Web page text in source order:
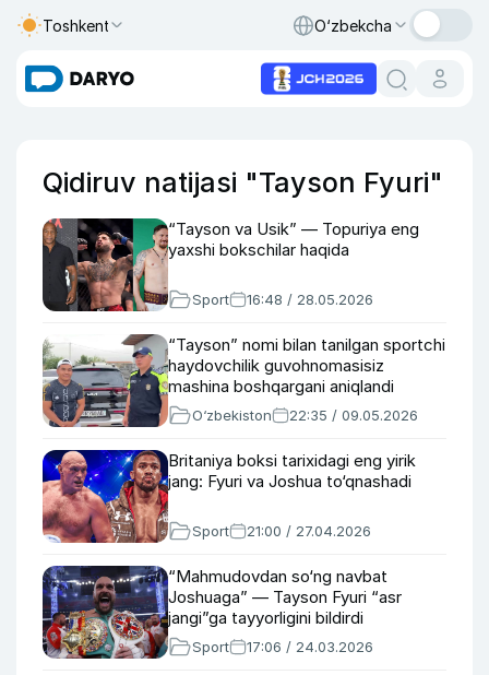
Toshkent O‘zbekcha
Qidiruv natijasi "Tayson Fyuri"
“Tayson va Usik” — Topuriya eng
yaxshi bokschilar haqida
Sport 16:48 / 28.05.2026
“Tayson” nomi bilan tanilgan sportchi
haydovchilik guvohnomasisiz
mashina boshqargani aniqlandi
O‘zbekiston 22:35 / 09.05.2026
Britaniya boksi tarixidagi eng yirik
jang: Fyuri va Joshua to‘qnashadi
Sport 21:00 / 27.04.2026
“Mahmudovdan so‘ng navbat
Joshuaga” — Tayson Fyuri “asr
jangi”ga tayyorligini bildirdi
Sport 17:06 / 24.03.2026